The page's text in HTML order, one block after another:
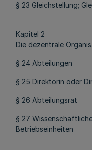
§ 23 Gleichstellung;
Kapitel 2
Die dezentrale
§ 24 Abteilungen
§ 25 Direktorin oder
§ 26 Abteilungsrat
§ 27
Betriebseinheiten